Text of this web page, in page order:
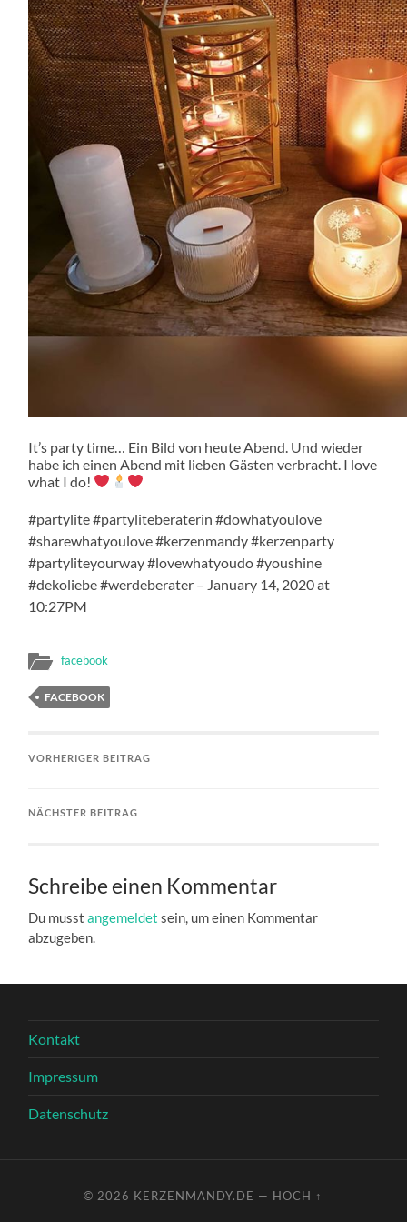
It’s party time… Ein Bild von heute Abend. Und wieder
habe ich einen Abend mit lieben Gästen verbracht. I love
what I do!
#partylite #partyliteberaterin #dowhatyoulove
#sharewhatyoulove #kerzenmandy #kerzenparty
#partyliteyourway #lovewhatyoudo #youshine
#dekoliebe #werdeberater – January 14, 2020 at
10:27PM
facebook
FACEBOOK
VORHERIGER BEITRAG
NÄCHSTER BEITRAG
Schreibe einen Kommentar
Du musstangemeldet sein, um einen Kommentar
abzugeben.
Kontakt
Impressum
Datenschutz
© 2026 KERZENMANDY.DE — HOCH ↑